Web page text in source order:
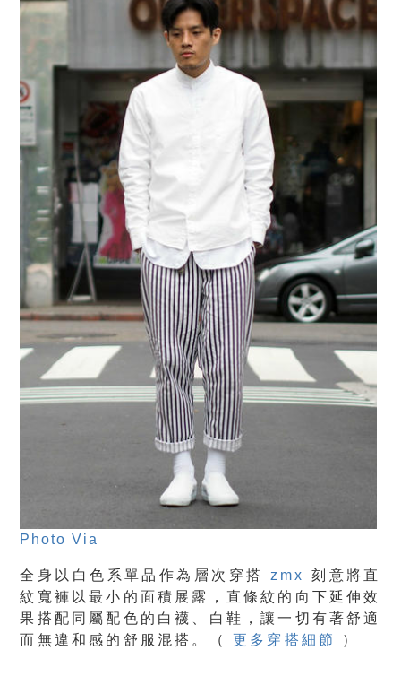
Photo Via
全身以白色系單品作為層次穿搭 zmx
刻意將直
紋寬褲以最小的面積展露，直條紋的向下延伸效
果搭配同屬配色的白襪、白鞋，讓一切有著舒適
而無違和感的舒服混搭。（更多穿搭細節 ）